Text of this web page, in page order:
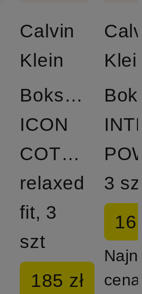
Calvin
Klein
Bokserki
ICON
COTTON
relaxed
fit, 3
szt
185 zł
3